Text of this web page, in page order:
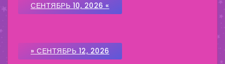
СЕНТЯБРЬ 10, 2026 «
» СЕНТЯБРЬ 12, 2026